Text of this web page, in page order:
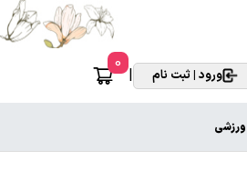
ورود | ثبت نام |
0